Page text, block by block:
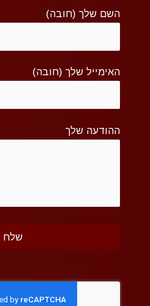
השם שלך (חובה)
האימייל שלך (חובה)
ההודעה שלך